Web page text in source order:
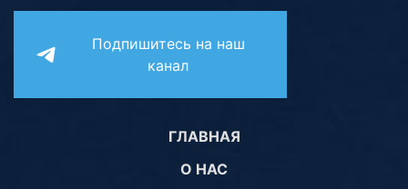
Подпишитесь на наш
канал
ГЛАВНАЯ
О НАС